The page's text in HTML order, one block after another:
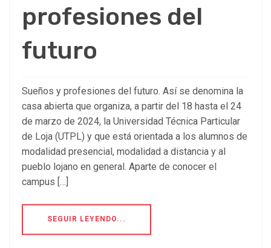
profesiones del
futuro
Sueños y profesiones del futuro. Así se denomina la
casa abierta que organiza, a partir del 18 hasta el 24
de marzo de 2024, la Universidad Técnica Particular
de Loja (UTPL) y que está orientada a los alumnos de
modalidad presencial, modalidad a distancia y al
pueblo lojano en general. Aparte de conocer el
campus […]
SEGUIR LEYENDO...